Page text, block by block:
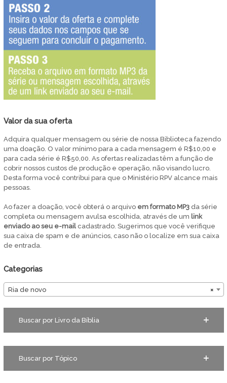
Valor da sua oferta
Adquira qualquer mensagem ou série de nossa Biblioteca fazendo
uma doação. O valor mínimo para a cada mensagem é R$10,00 e
para cada série é R$50,00. As ofertas realizadas têm a função de
cobrir nossos custos de produção e operação, não visando lucro.
Desta forma você contribui para que o Ministério RPV alcance mais
pessoas.
Ao fazer a doação, você obterá o arquivo em formato MP3da série
completa ou mensagem avulsa escolhida, através de um link
enviado ao seu e-mailcadastrado. Sugerimos que você verifique
sua caixa de spam e de anúncios, caso não o localize em sua caixa
de entrada.
Categorias
×
Ria de novo
Buscar por Livro da Bíblia
Buscar por Tópico